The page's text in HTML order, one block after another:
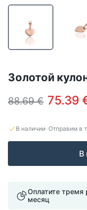
Золотой
88.69 € 75.39
В наличии·Отправим в
В
Оплатите тремя
месяц